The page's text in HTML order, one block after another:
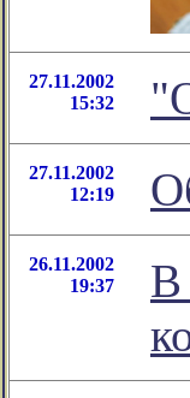
27.11.2002
15:32
27.11.2002
12:19
26.11.2002
19:37
В